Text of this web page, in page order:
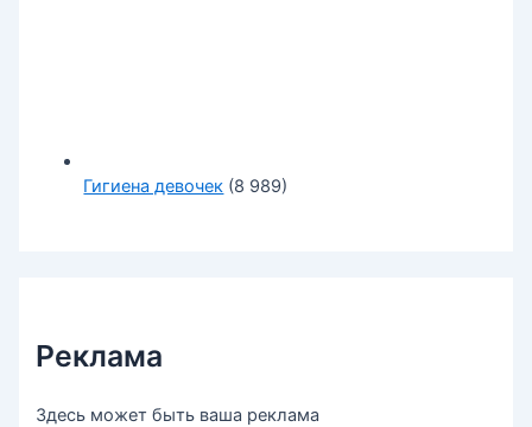
Гигиена девочек (8 989)
Реклама
Здесь может быть ваша реклама